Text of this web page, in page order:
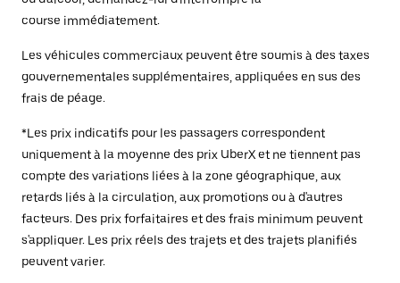
course immédiatement.
Les véhicules commerciaux peuvent être soumis à des taxes
gouvernementales supplémentaires, appliquées en sus des
frais de péage.
*Les prix indicatifs pour les passagers correspondent
uniquement à la moyenne des prix UberX et ne tiennent pas
compte des variations liées à la zone géographique, aux
retards liés à la circulation, aux promotions ou à d'autres
facteurs. Des prix forfaitaires et des frais minimum peuvent
s'appliquer. Les prix réels des trajets et des trajets planifiés
peuvent varier.